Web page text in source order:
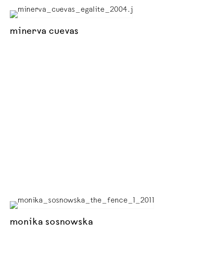
minerva cuevas
monika sosnowska